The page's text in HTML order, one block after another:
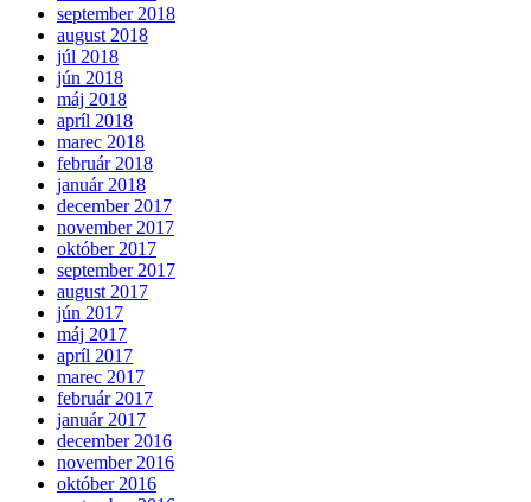
september 2018
august 2018
júl 2018
jún 2018
máj 2018
apríl 2018
marec 2018
február 2018
január 2018
december 2017
november 2017
október 2017
september 2017
august 2017
jún 2017
máj 2017
apríl 2017
marec 2017
február 2017
január 2017
december 2016
november 2016
október 2016